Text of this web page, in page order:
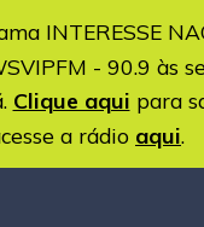
INTERESSE
- 90.9 às
Clique aqui para
a rádio aqui.